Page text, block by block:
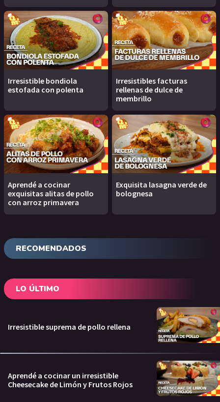
Irresistible bondiola
estofada con polenta
Irresistibles facturas
rellenas de dulce de
membrillo
Aprendé a cocinar
exquisitas alitas de pollo
con arroz primavera
Exquisita lasagna verde de
bolognesa
RECOMENDADOS
LO ÚLTIMO
Irresistible suprema de pollo rellena
Aprendé a cocinar un irresistible
Cheesecake de Limón y Frutos Rojos